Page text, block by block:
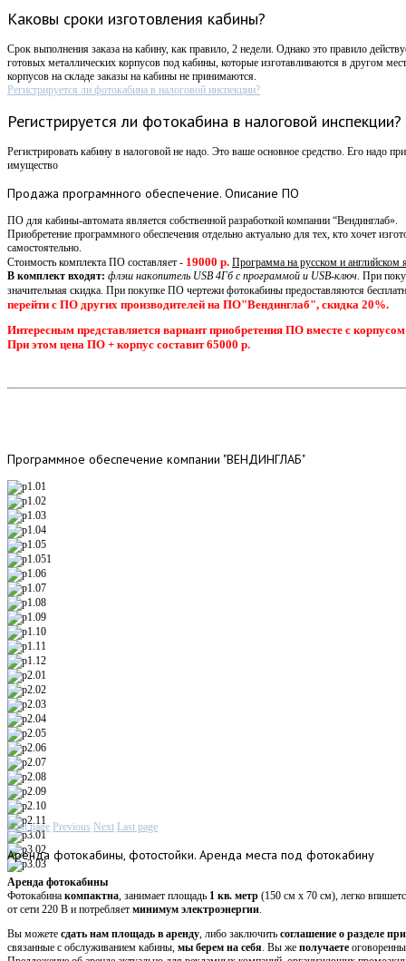
Каковы сроки изготовления кабины?
Срок выполнения заказа на кабину, как правило, 2 недели. Однако это правило
готовых металлических корпусов под кабины, которые изготавливаются в другом
корпусов на складе заказы на кабины не принимаются.
Регистрируется ли фотокабина в налоговой инспекции?
Регистрируется ли фотокабина в налоговой инспекции?
Регистрировать кабину в налоговой не надо. Это ваше основное средство. Его надо
имущество
Продажа програмнного обеспечение. Описание ПО
ПО для кабины-автомата является собственной разработкой компании “Вендинглаб».
Приобретение программного обеспечения отдельно актуально для тех, кто хочет
самостоятельно.
Стоимость комплекта ПО составляет - 19000 р. Программа на русском и английском
В комплект входят: флэш накопитель USB 4Гб с программой и USB-ключ. При
значительная скидка. При покупке ПО чертежи фотокабины предоставляются
перейти с ПО других производителей на ПО"Вендинглаб", скидка 20%.
Интересным представляется вариант приобретения ПО вместе с
При этом цена ПО + корпус составит 65000 р.
Программное обеспечение компании "ВЕНДИНГЛАБ"
First page Previous Next Last page
Аренда фотокабины, фотостойки. Аренда места под фотокабину
Аренда фотокабины
Фотокабина компактна, занимает площадь 1 кв. метр (150 см х 70 см), легко
от сети 220 В и потребляет минимум электроэнергии.
Вы можете сдать нам площадь в аренду, либо заключить соглашение о разделе
связанные с обслуживанием кабины, мы берем на себя. Вы же получаете